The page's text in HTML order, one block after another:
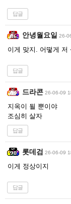
답글
안녕월요일 26-
이게 맞지. 어떻게 저
답글
드라콘 26-06-09
지옥이 될 뿐이야
조심히 살자
답글
롯데검 26-06-09
이게 정상이지
답글